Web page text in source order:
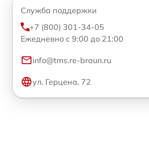
Служба поддержки
+7 (800) 301-34-05
Ежедневно с 9:00 до 21:00
info@tms.re-braun.ru
ул. Герцена, 72